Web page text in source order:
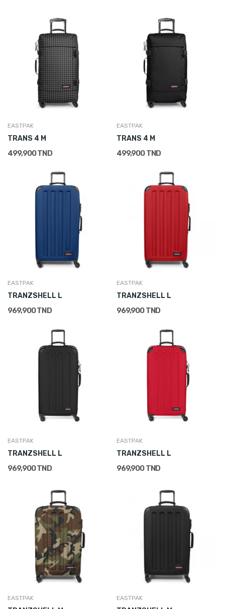
EASTPAK
TRANS 4 M
499,900 TND
EASTPAK
TRANS 4 M
499,900 TND
EASTPAK
TRANZSHELL L
969,900 TND
EASTPAK
TRANZSHELL L
969,900 TND
EASTPAK
TRANZSHELL L
969,900 TND
EASTPAK
TRANZSHELL L
969,900 TND
EASTPAK EASTPAK